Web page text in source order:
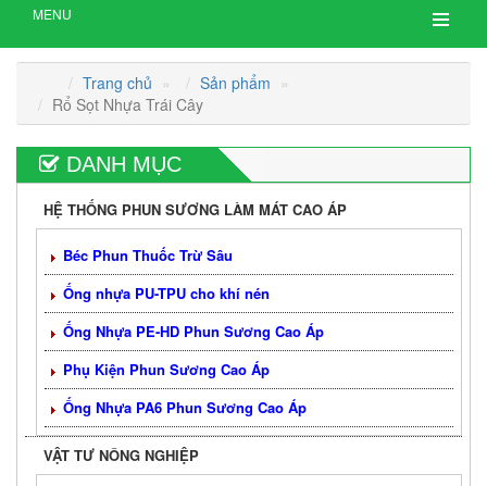
MENU
Trang chủ » Sản phẩm »
Rổ Sọt Nhựa Trái Cây
DANH MỤC
HỆ THỐNG PHUN SƯƠNG LÀM MÁT CAO ÁP
Béc Phun Thuốc Trừ Sâu
Ống nhựa PU-TPU cho khí nén
Ống Nhựa PE-HD Phun Sương Cao Áp
Phụ Kiện Phun Sương Cao Áp
Ống Nhựa PA6 Phun Sương Cao Áp
VẬT TƯ NÔNG NGHIỆP